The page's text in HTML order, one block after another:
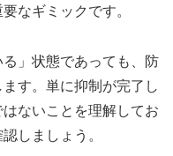
なギミックです。
」状態であっても、防
す。単に抑制が完了し
ないことを理解してお
しましょう。